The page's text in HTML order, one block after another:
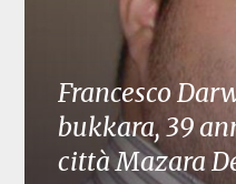
Francesco
bukkara, 39
città Mazara